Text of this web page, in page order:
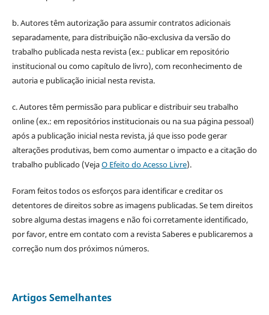
b. Autores têm autorização para assumir contratos adicionais
separadamente, para distribuição não-exclusiva da versão do
trabalho publicada nesta revista (ex.: publicar em repositório
institucional ou como capítulo de livro), com reconhecimento de
autoria e publicação inicial nesta revista.
c. Autores têm permissão para publicar e distribuir seu trabalho
online (ex.: em repositórios institucionais ou na sua página pessoal)
após a publicação inicial nesta revista, já que isso pode gerar
alterações produtivas, bem como aumentar o impacto e a citação do
trabalho publicado (VejaO Efeito do Acesso Livre).
Foram feitos todos os esforços para identificar e creditar os
detentores de direitos sobre as imagens publicadas. Se tem direitos
sobre alguma destas imagens e não foi corretamente identificado,
por favor, entre em contato com a revista Saberes e publicaremos a
correção num dos próximos números.
Artigos Semelhantes